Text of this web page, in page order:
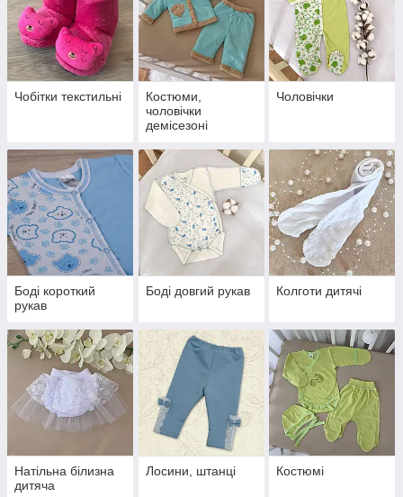
Чобітки текстильні
Костюми,
чоловічки
демісезоні
Чоловічки
Боді короткий
рукав
Боді довгий рукав Колготи дитячі
Натільна білизна
дитяча
Лосини, штанці Костюмі